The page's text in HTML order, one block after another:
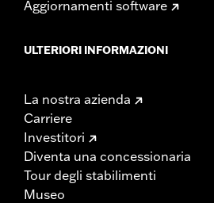
Aggiornamenti software
ULTERIORI INFORMAZIONI
La nostra azienda
Carriere
Investitori
Diventa una concessionaria
Tour degli stabilimenti
Museo